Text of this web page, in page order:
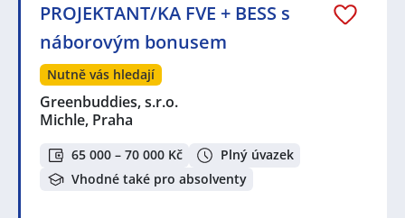
PROJEKTANT/KA FVE + BESS s
náborovým bonusem
Nutně vás hledají
Greenbuddies, s.r.o.
Michle, Praha
65 000 – 70 000 Kč
Plný úvazek
Vhodné také pro absolventy